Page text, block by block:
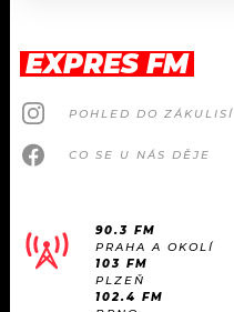
EXPRES FM
POHLED DO ZÁKULISÍ
CO SE U NÁS DĚJE
90.3 FM
PRAHA A OKOLÍ
103 FM
PLZEŇ
102.4 FM